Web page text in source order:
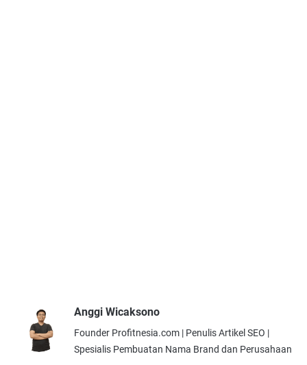
Anggi Wicaksono
Founder Profitnesia.com | Penulis Artikel SEO |
Spesialis Pembuatan Nama Brand dan Perusahaan